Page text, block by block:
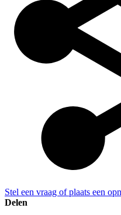
Stel een vraag of plaats een
Delen